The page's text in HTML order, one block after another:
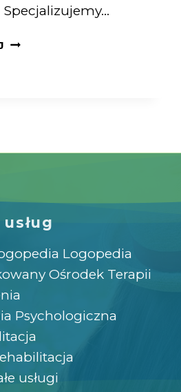
Logopedia
Ośrodek Terapii
Psychologiczna
usługi